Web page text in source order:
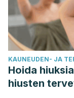
KAUNEUDEN- JA
Hoida
hiusten